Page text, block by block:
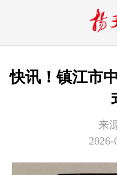
快讯！镇江市
来
2026-